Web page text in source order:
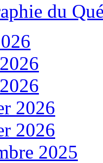
du
2026
2026
2025